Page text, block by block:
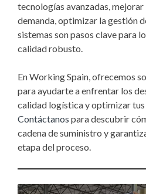
tecnologías avanzadas,
demanda, optimizar la gestión
sistemas son pasos clave para
calidad robusto.
En Working Spain, ofrecemos
para ayudarte a enfrentar los
calidad logística y optimizar tus
Contáctanos para descubrir
cadena de suministro y
etapa del proceso.